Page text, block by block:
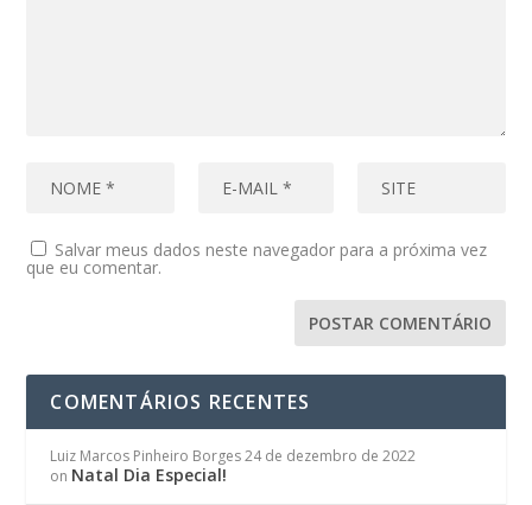
Salvar meus dados neste navegador para a próxima vez
que eu comentar.
COMENTÁRIOS RECENTES
Luiz Marcos Pinheiro Borges 24 de dezembro de 2022
on Natal Dia Especial!